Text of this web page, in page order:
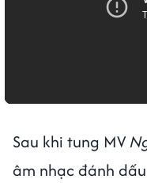
Sau khi tung MV
âm nhạc đánh